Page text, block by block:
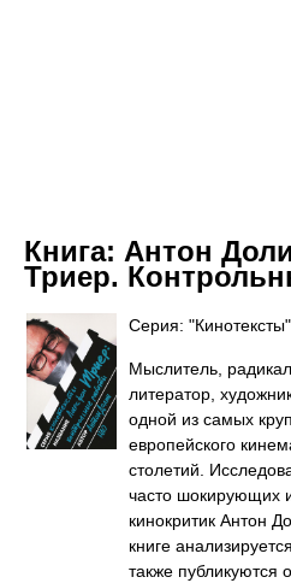
Книга: Антон
Триер.
Серия: "Кинотексты"
Мыслитель,
литератор,
одной из самых
европейского
столетий.
часто шокирующих
кинокритик Антон
книге
также публикуются